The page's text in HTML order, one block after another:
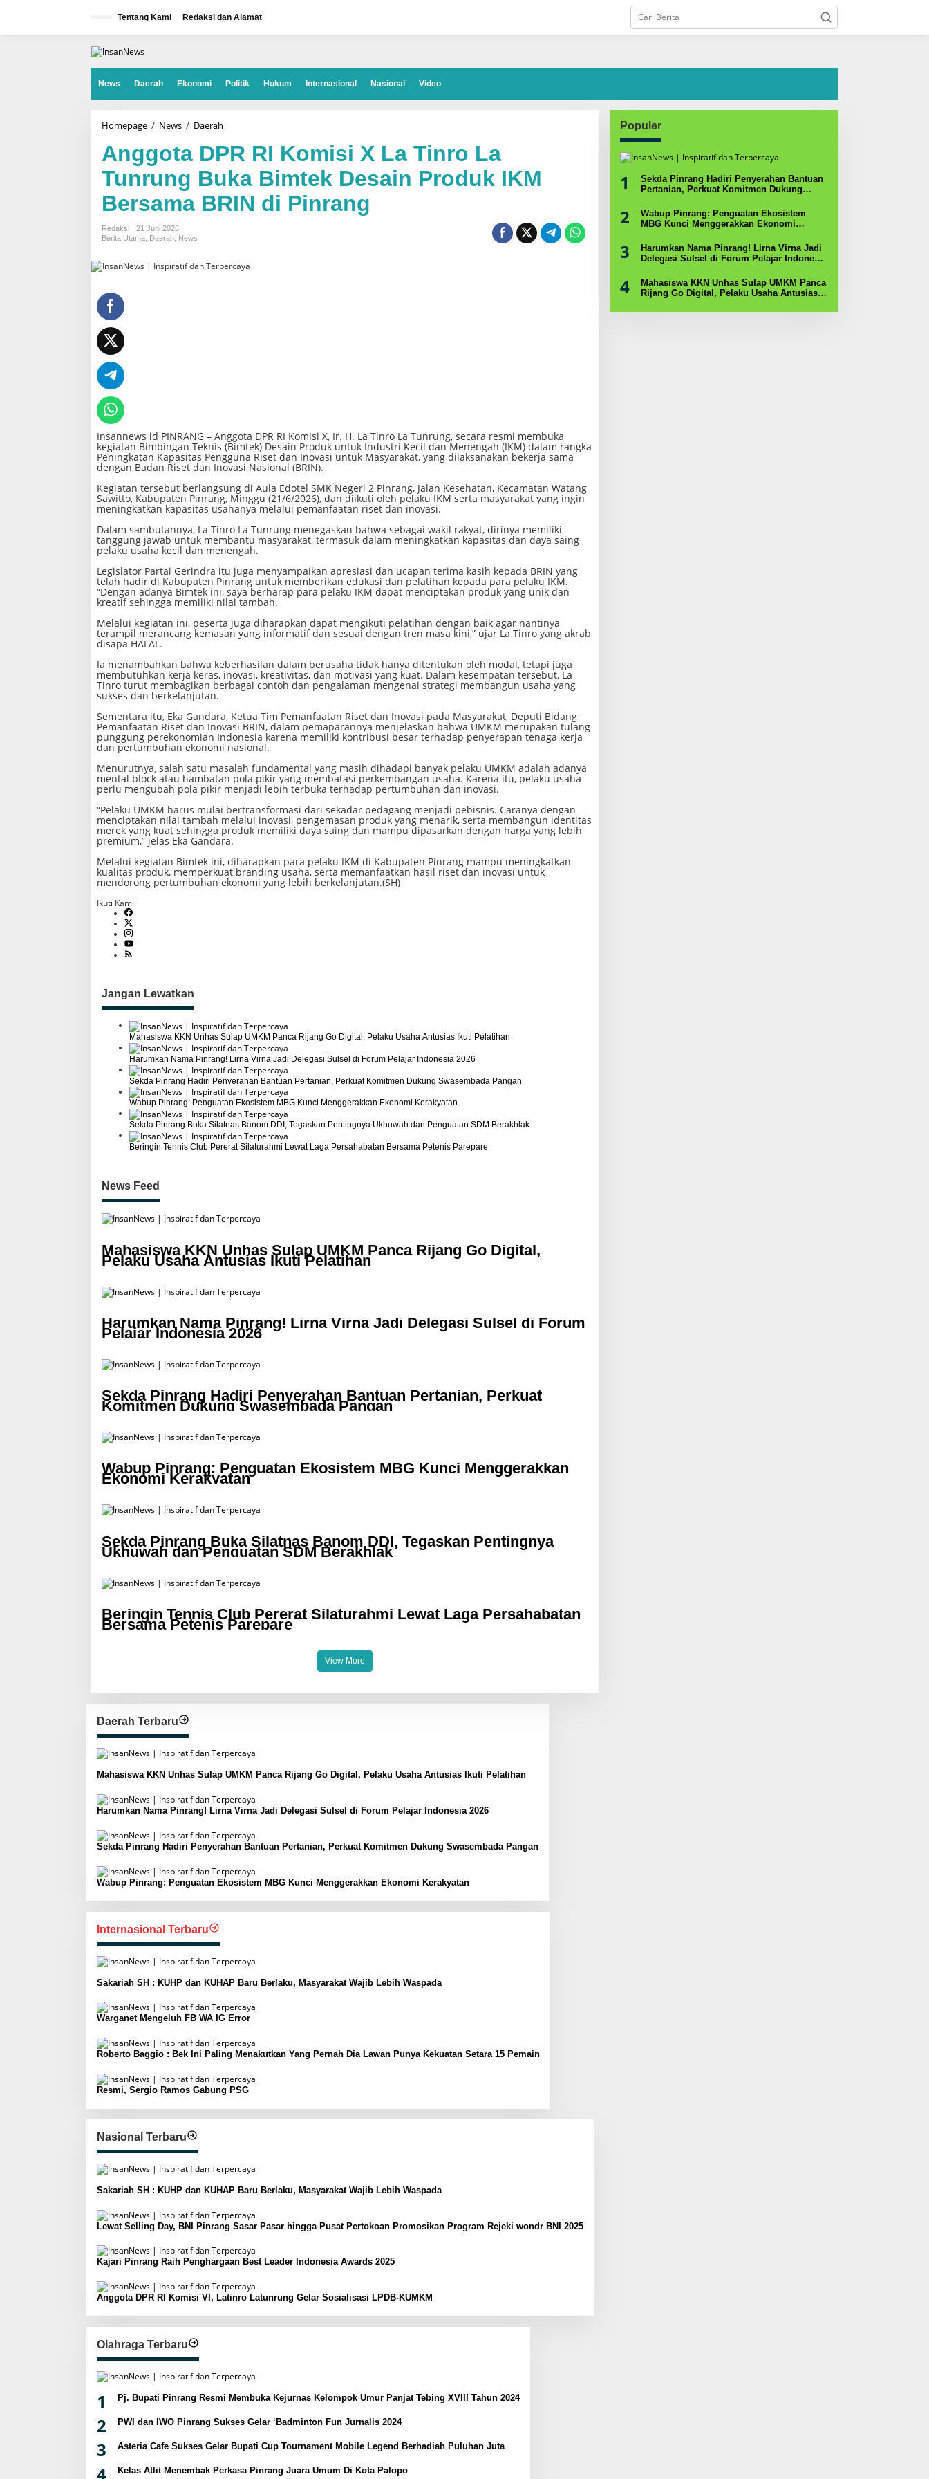
a
Tentang Kami Redaksi dan Alamat
News Daerah Ekonomi Politik Hukum Internasional Nasional Video
Homepage / News / Daerah
g
g
t
a
D
P
m
n
r
u
n
B
u
k
B
i
m
e
k
D
e
a
i
r
o
d
I
K
M
B
r
s
a
a
B
R
I
d
i
P
Anggota DPR RI Komisi X La Tinro La
Tunrung Buka Bimtek Desain Produk IKM
Bersama BRIN di Pinrang
Redaksi
21 Juni 2026
Berita Utama Daerah News
Insannews id PINRANG – Anggota DPR RI Komisi X, Ir. H. La Tinro La Tunrung, secara resmi membuka
kegiatan Bimbingan Teknis (Bimtek) Desain Produk untuk Industri Kecil dan Menengah (IKM) dalam rangka
Peningkatan Kapasitas Pengguna Riset dan Inovasi untuk Masyarakat, yang dilaksanakan bekerja sama
dengan Badan Riset dan Inovasi Nasional (BRIN).
Kegiatan tersebut berlangsung di Aula Edotel SMK Negeri 2 Pinrang, Jalan Kesehatan, Kecamatan Watang
Sawitto, Kabupaten Pinrang, Minggu (21/6/2026), dan diikuti oleh pelaku IKM serta masyarakat yang ingin
meningkatkan kapasitas usahanya melalui pemanfaatan riset dan inovasi.
Dalam sambutannya, La Tinro La Tunrung menegaskan bahwa sebagai wakil rakyat, dirinya memiliki
tanggung jawab untuk membantu masyarakat, termasuk dalam meningkatkan kapasitas dan daya saing
pelaku usaha kecil dan menengah.
Legislator Partai Gerindra itu juga menyampaikan apresiasi dan ucapan terima kasih kepada BRIN yang
telah hadir di Kabupaten Pinrang untuk memberikan edukasi dan pelatihan kepada para pelaku IKM.
“Dengan adanya Bimtek ini, saya berharap para pelaku IKM dapat menciptakan produk yang unik dan
kreatif sehingga memiliki nilai tambah.
Melalui kegiatan ini, peserta juga diharapkan dapat mengikuti pelatihan dengan baik agar nantinya
terampil merancang kemasan yang informatif dan sesuai dengan tren masa kini,” ujar La Tinro yang akrab
disapa HALAL.
Ia menambahkan bahwa keberhasilan dalam berusaha tidak hanya ditentukan oleh modal, tetapi juga
membutuhkan kerja keras, inovasi, kreativitas, dan motivasi yang kuat. Dalam kesempatan tersebut, La
Tinro turut membagikan berbagai contoh dan pengalaman mengenai strategi membangun usaha yang
sukses dan berkelanjutan.
Sementara itu, Eka Gandara, Ketua Tim Pemanfaatan Riset dan Inovasi pada Masyarakat, Deputi Bidang
Pemanfaatan Riset dan Inovasi BRIN, dalam pemaparannya menjelaskan bahwa UMKM merupakan tulang
punggung perekonomian Indonesia karena memiliki kontribusi besar terhadap penyerapan tenaga kerja
dan pertumbuhan ekonomi nasional.
Menurutnya, salah satu masalah fundamental yang masih dihadapi banyak pelaku UMKM adalah adanya
mental block atau hambatan pola pikir yang membatasi perkembangan usaha. Karena itu, pelaku usaha
perlu mengubah pola pikir menjadi lebih terbuka terhadap pertumbuhan dan inovasi.
“Pelaku UMKM harus mulai bertransformasi dari sekadar pedagang menjadi pebisnis. Caranya dengan
menciptakan nilai tambah melalui inovasi, pengemasan produk yang menarik, serta membangun identitas
merek yang kuat sehingga produk memiliki daya saing dan mampu dipasarkan dengan harga yang lebih
premium,” jelas Eka Gandara.
Melalui kegiatan Bimtek ini, diharapkan para pelaku IKM di Kabupaten Pinrang mampu meningkatkan
kualitas produk, memperkuat branding usaha, serta memanfaatkan hasil riset dan inovasi untuk
mendorong pertumbuhan ekonomi yang lebih berkelanjutan.(SH)
Ikuti Kami
Jangan Lewatkan
Mahasiswa KKN Unhas Sulap UMKM Panca Rijang Go Digital, Pelaku Usaha Antusias Ikuti Pelatihan
Harumkan Nama Pinrang! Lirna Virna Jadi Delegasi Sulsel di Forum Pelajar Indonesia 2026
Sekda Pinrang Hadiri Penyerahan Bantuan Pertanian, Perkuat Komitmen Dukung Swasembada Pangan
Wabup Pinrang: Penguatan Ekosistem MBG Kunci Menggerakkan Ekonomi Kerakyatan
Sekda Pinrang Buka Silatnas Banom DDI, Tegaskan Pentingnya Ukhuwah dan Penguatan SDM Berakhlak
Beringin Tennis Club Pererat Silaturahmi Lewat Laga Persahabatan Bersama Petenis Parepare
News Feed
Mahasiswa KKN Unhas Sulap UMKM Panca Rijang Go Digital,
Pelaku Usaha Antusias Ikuti Pelatihan
Harumkan Nama Pinrang! Lirna Virna Jadi Delegasi Sulsel di Forum
Pelajar Indonesia 2026
Sekda Pinrang Hadiri Penyerahan Bantuan Pertanian, Perkuat
Komitmen Dukung Swasembada Pangan
Wabup Pinrang: Penguatan Ekosistem MBG Kunci Menggerakkan
Ekonomi Kerakyatan
Sekda Pinrang Buka Silatnas Banom DDI, Tegaskan Pentingnya
Ukhuwah dan Penguatan SDM Berakhlak
Beringin Tennis Club Pererat Silaturahmi Lewat Laga Persahabatan
Bersama Petenis Parepare
View More
Populer
1
Sekda Pinrang Hadiri Penyerahan Bantuan
Pertanian, Perkuat Komitmen Dukung
2
Wabup Pinrang: Penguatan Ekosistem
MBG Kunci Menggerakkan Ekonomi
3
Harumkan Nama Pinrang! Lirna Virna Jadi
Delegasi Sulsel di Forum Pelajar Indonesia
4
Mahasiswa KKN Unhas Sulap UMKM Panca
Rijang Go Digital, Pelaku Usaha Antusias
Daerah Terbaru
Mahasiswa KKN Unhas Sulap UMKM Panca Rijang Go Digital, Pelaku Usaha Antusias Ikuti Pelatihan
Harumkan Nama Pinrang! Lirna Virna Jadi Delegasi Sulsel di Forum Pelajar Indonesia 2026
Sekda Pinrang Hadiri Penyerahan Bantuan Pertanian, Perkuat Komitmen Dukung Swasembada Pangan
Wabup Pinrang: Penguatan Ekosistem MBG Kunci Menggerakkan Ekonomi Kerakyatan
Internasional Terbaru
Sakariah SH : KUHP dan KUHAP Baru Berlaku, Masyarakat Wajib Lebih Waspada
Warganet Mengeluh FB WA IG Error
Roberto Baggio : Bek Ini Paling Menakutkan Yang Pernah Dia Lawan Punya Kekuatan Setara 15 Pemain
Resmi, Sergio Ramos Gabung PSG
Nasional Terbaru
Sakariah SH : KUHP dan KUHAP Baru Berlaku, Masyarakat Wajib Lebih Waspada
Lewat Selling Day, BNI Pinrang Sasar Pasar hingga Pusat Pertokoan Promosikan Program Rejeki wondr BNI 2025
Kajari Pinrang Raih Penghargaan Best Leader Indonesia Awards 2025
Anggota DPR RI Komisi VI, Latinro Latunrung Gelar Sosialisasi LPDB-KUMKM
Olahraga Terbaru
1 Pj. Bupati Pinrang Resmi Membuka Kejurnas Kelompok Umur Panjat Tebing XVIII Tahun 2024
2 PWI dan IWO Pinrang Sukses Gelar ‘Badminton Fun Jurnalis 2024
3 Asteria Cafe Sukses Gelar Bupati Cup Tournament Mobile Legend Berhadiah Puluhan Juta
4 Kelas Atlit Menembak Perkasa Pinrang Juara Umum Di Kota Palopo